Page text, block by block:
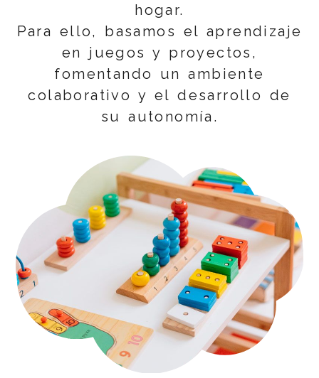
hogar.
Para ello, basamos el aprendizaje
en juegos y proyectos,
fomentando un ambiente
colaborativo y el desarrollo de
su autonomía.